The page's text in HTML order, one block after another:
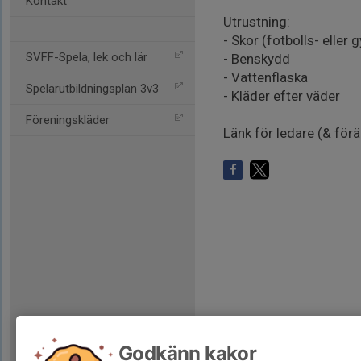
SVFF-Spela, lek och lär
Spelarutbildningsplan 3v3
Föreningskläder
Utrustning:
- Skor (fotbolls- eller
- Benskydd
- Vattenflaska
- Kläder efter väder
Länk för ledare (&
Godkänn kakor